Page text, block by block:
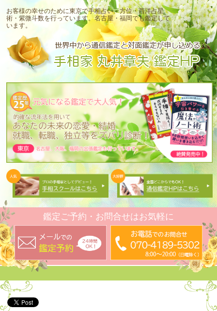
お客様の幸せのために東京で手相占い・方位・西洋占星
術・紫微斗数を行っています。名古屋・福岡でも鑑定して
います。
鑑定ご予約・お問合せはお気軽に